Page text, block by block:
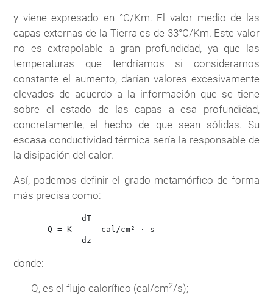
y viene expresado en °C/Km. El valor medio de las
capas externas de la Tierra es de 33°C/Km. Este valor
no es extrapolable a gran profundidad, ya que las
temperaturas que tendríamos si consideramos
constante el aumento, darían valores excesivamente
elevados de acuerdo a la información que se tiene
sobre el estado de las capas a esa profundidad,
concretamente, el hecho de que sean sólidas. Su
escasa conductividad térmica sería la responsable de
la disipación del calor.
Así, podemos definir el grado metamórfico de forma
más precisa como:
              dT
       Q = K ---- cal/cm² · s
donde:
Q, es el flujo calorífico (cal/cm2/s);